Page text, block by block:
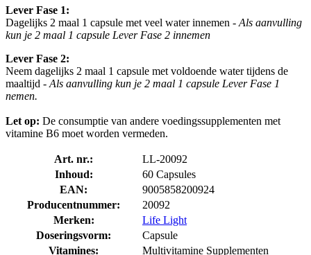
Lever Fase 1:
Dagelijks 2 maal 1 capsule met veel water innemen - Als aanvulling
kun je 2 maal 1 capsule Lever Fase 2 innemen
Lever Fase 2:
Neem dagelijks 2 maal 1 capsule met voldoende water tijdens de
maaltijd - Als aanvulling kun je 2 maal 1 capsule Lever Fase 1
nemen.
Let op: De consumptie van andere voedingssupplementen met
vitamine B6 moet worden vermeden.
Art. nr.:
LL-20092
Inhoud:
60 Capsules
EAN:
9005858200924
Producentnummer:
20092
Merken:
Life Light
Doseringsvorm:
Capsule
Vitamines:
Multivitamine Supplementen